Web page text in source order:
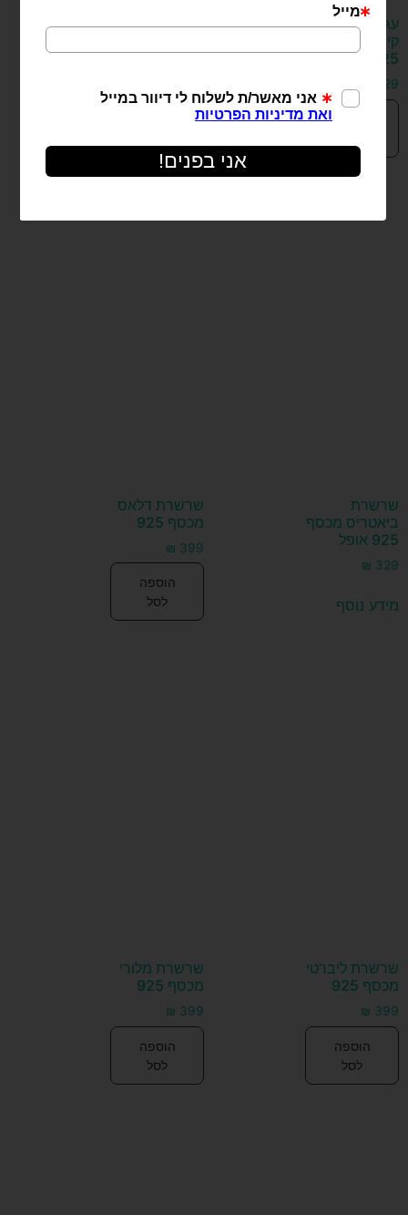
עגילים תלויים
קייט מכסף
925
329
שרשרת בוני
הוספה
שרשרת
ביאטריס מכסף
925 אופל
₪ 329
מידע נוסף
שרשרת דלאס
מכסף 925
₪ 399
הוספה
לסל
שרשרת ליברטי
מכסף 925
₪ 399
הוספה
לסל
שרשרת מלורי
מכסף 925
₪ 399
הוספה
לסל